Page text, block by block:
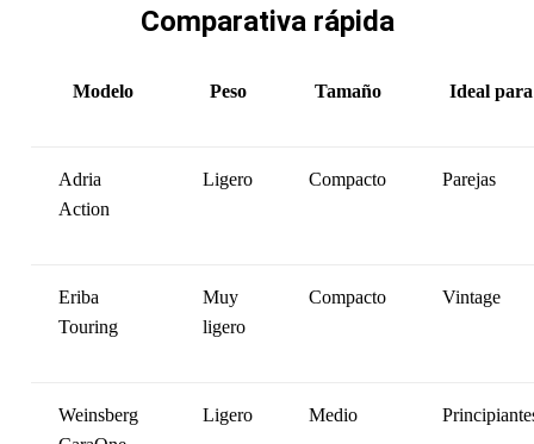
Comparativa rápida
Modelo Peso Tamaño Ideal para
Adria
Action
Ligero Compacto Parejas
Eriba
Touring
Muy
ligero
Compacto Vintage
Weinsberg
Ligero Medio